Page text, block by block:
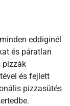
eddiginél
és páratlan
pizzák
és fejlett
pizzasütés